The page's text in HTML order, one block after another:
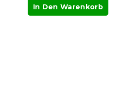
In Den Warenkorb